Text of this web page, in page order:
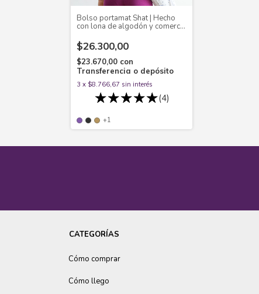
Bolso portamat Shat | Hecho
con lona de algodón y comercio
$26.300,00
$23.670,00 con
Transferencia o depósito
3 x $8.766,67 sin interés
(4)
+1
CATEGORÍAS
Cómo comprar
Cómo llego